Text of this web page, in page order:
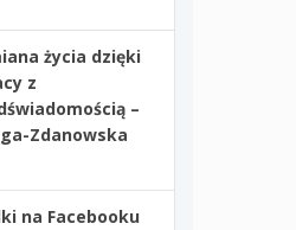
życia dzięki
z
–
Zdanowska
na Facebooku